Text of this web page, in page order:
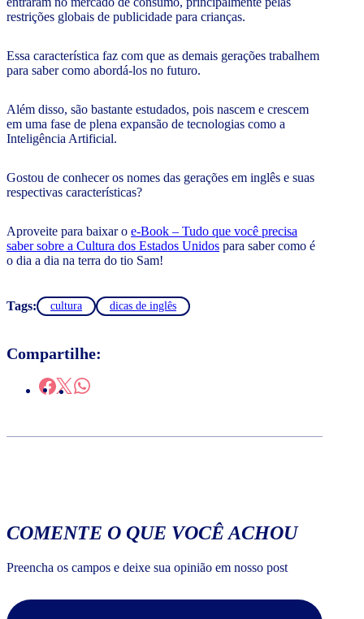
restrições globais de publicidade para crianças.
Essa característica faz com que as demais gerações trabalhem
para saber como abordá-los no futuro.
Além disso, são bastante estudados, pois nascem e crescem
em uma fase de plena expansão de tecnologias como a
Inteligência Artificial.
Gostou de conhecer os nomes das gerações em inglês e suas
respectivas características?
Aproveite para baixar o e-Book – Tudo que você precisa
saber sobre a Cultura dos Estados Unidos para saber como é
o dia a dia na terra do tio Sam!
Tags: cultura dicas de inglês
Compartilhe:
COMENTE O QUE VOCÊ ACHOU
Preencha os campos e deixe sua opinião em nosso post